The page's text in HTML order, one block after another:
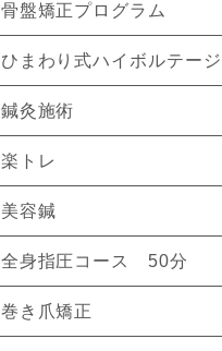
骨盤矯正プログラム
ひまわり式ハイボルテー
鍼灸施術
楽トレ
美容鍼
全身指圧コース 50分
巻き爪矯正